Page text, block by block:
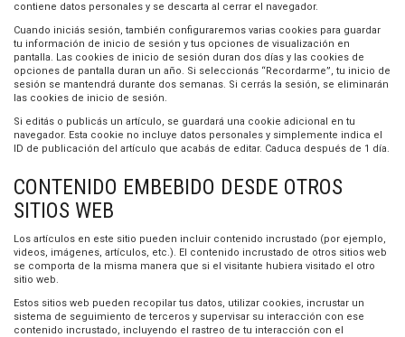
contiene datos personales y se descarta al cerrar el navegador.
Cuando iniciás sesión, también configuraremos varias cookies para guardar
tu información de inicio de sesión y tus opciones de visualización en
pantalla. Las cookies de inicio de sesión duran dos días y las cookies de
opciones de pantalla duran un año. Si seleccionás “Recordarme”, tu inicio de
sesión se mantendrá durante dos semanas. Si cerrás la sesión, se eliminarán
las cookies de inicio de sesión.
Si editás o publicás un artículo, se guardará una cookie adicional en tu
navegador. Esta cookie no incluye datos personales y simplemente indica el
ID de publicación del artículo que acabás de editar. Caduca después de 1 día.
CONTENIDO EMBEBIDO DESDE OTROS
SITIOS WEB
Los artículos en este sitio pueden incluir contenido incrustado (por ejemplo,
videos, imágenes, artículos, etc.). El contenido incrustado de otros sitios web
se comporta de la misma manera que si el visitante hubiera visitado el otro
sitio web.
Estos sitios web pueden recopilar tus datos, utilizar cookies, incrustar un
sistema de seguimiento de terceros y supervisar su interacción con ese
contenido incrustado, incluyendo el rastreo de tu interacción con el